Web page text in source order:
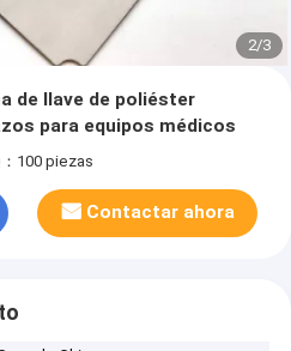
2/3
de llave de poliéster
para equipos médicos
100 piezas
Contactar ahora